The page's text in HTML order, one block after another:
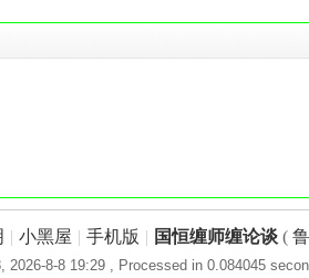
| 小黑屋 | 手机版 | 国恒缠师缠论谈 (
2026-8-8 19:29 , Processed in 0.084045